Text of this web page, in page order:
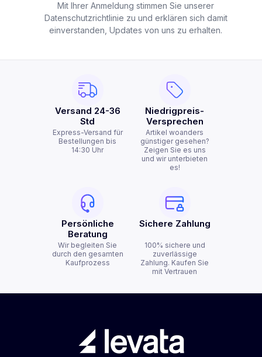
Mit Ihrer Anmeldung stimmen Sie unserer
Datenschutzrichtlinie zu und erklären sich damit
einverstanden, Updates von uns zu erhalten.
Versand 24-36
Std
Express-Versand für
Bestellungen bis
14:30 Uhr
Niedrigpreis-
Versprechen
Artikel woanders
günstiger gesehen?
Zeigen Sie es uns
und wir unterbieten
es!
Persönliche
Beratung
Wir begleiten Sie
durch den gesamten
Kaufprozess
Sichere Zahlung
100% sichere und
zuverlässige
Zahlung. Kaufen Sie
mit Vertrauen